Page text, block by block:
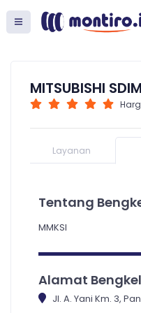
MITSUBISHI
Layanan
Tentang
MMKSI
Alamat Bengkel
Jl. A. Yani Km. 3,